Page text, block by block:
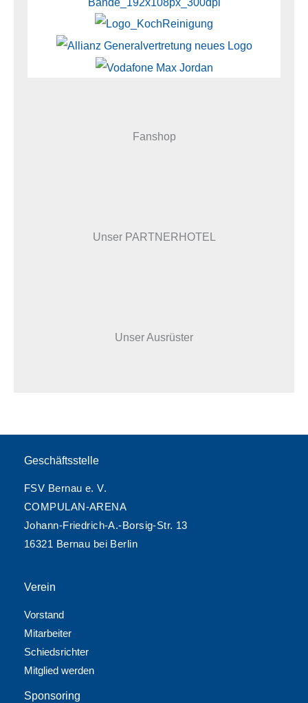
Fanshop
Unser PARTNERHOTEL
Unser Ausrüster
Geschäftsstelle
FSV Bernau e. V.
COMPULAN-ARENA
Johann-Friedrich-A.-Borsig-Str. 13
16321 Bernau bei Berlin
Verein
Vorstand
Mitarbeiter
Schiedsrichter
Mitglied werden
Sponsoring